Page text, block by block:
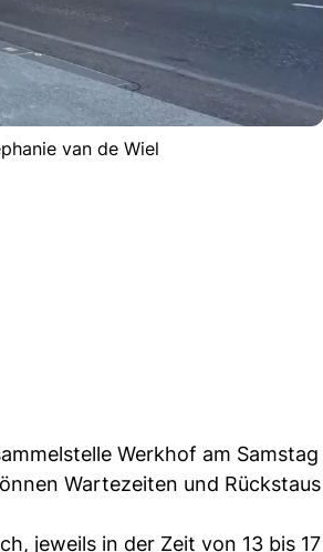
van de Wiel
Werkhof am Samstag
Wartezeiten und Rückstaus
jeweils in der Zeit von 13 bis 17